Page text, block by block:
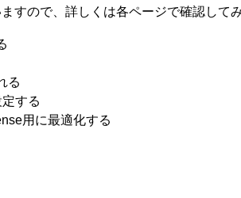
すので、詳しくは各ページで確認して
る
する
用に最適化する